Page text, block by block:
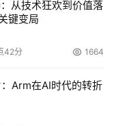
每路摄像头的行车
生成大量的训练数
团与华为云深度合
视频模态与3D点云
成复杂场景Corner
本”的高效迭代提供
从技术狂欢到价值落
键变局
42分 1664
Arm在AI时代的转折